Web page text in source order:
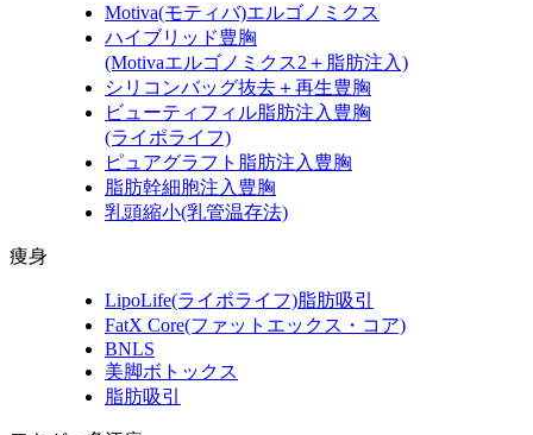
Motiva(モティバ)エルゴノミクス
ハイブリッド豊胸
(Motivaエルゴノミクス2＋脂肪注入)
シリコンバッグ抜去＋再生豊胸
ビューティフィル脂肪注入豊胸
(ライポライフ)
ピュアグラフト脂肪注入豊胸
脂肪幹細胞注入豊胸
乳頭縮小(乳管温存法)
痩身
LipoLife(ライポライフ)脂肪吸引
FatX Core(ファットエックス・コア)
BNLS
美脚ボトックス
脂肪吸引